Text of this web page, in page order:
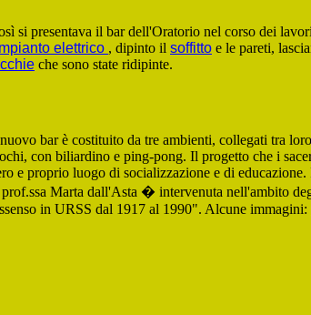
si presentava il bar dell'Oratorio nel corso dei
elettrico , dipinto il soffitto e le pareti,
che sono state ridipinte.
bar è costituito da tre ambienti, collegati tra
con biliardino e ping-pong. Il progetto che i
e proprio luogo di socializzazione e di
Marta dall'Asta � intervenuta nell'ambito
in URSS dal 1917 al 1990". Alcune immagini: